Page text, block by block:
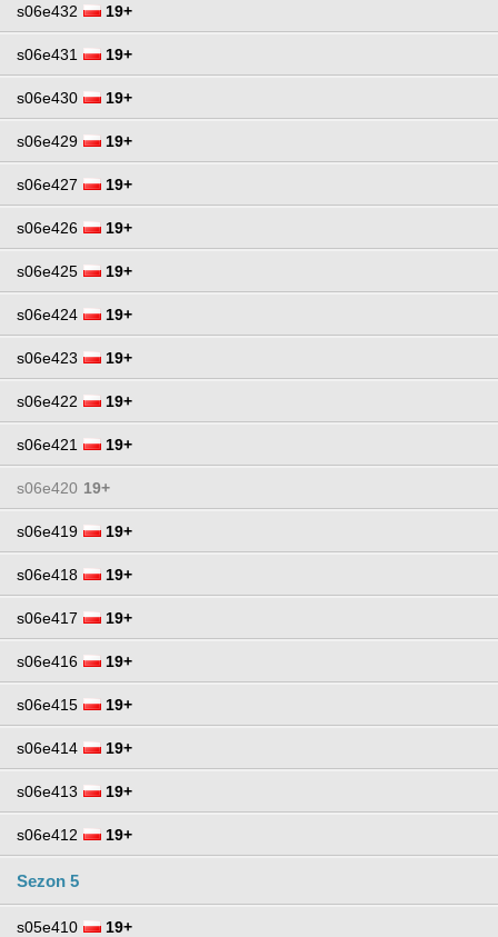
s06e432 19+
s06e431 19+
s06e430 19+
s06e429 19+
s06e427 19+
s06e426 19+
s06e425 19+
s06e424 19+
s06e423 19+
s06e422 19+
s06e421 19+
s06e420 19+
s06e419 19+
s06e418 19+
s06e417 19+
s06e416 19+
s06e415 19+
s06e414 19+
s06e413 19+
s06e412 19+
Sezon 5
s05e410 19+